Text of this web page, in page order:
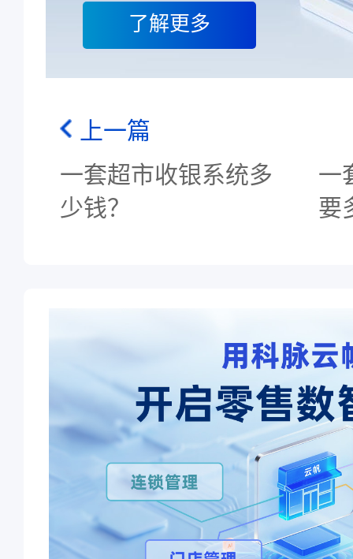
了解更多
上一篇
一套超市收银系统多
少钱？
一
要